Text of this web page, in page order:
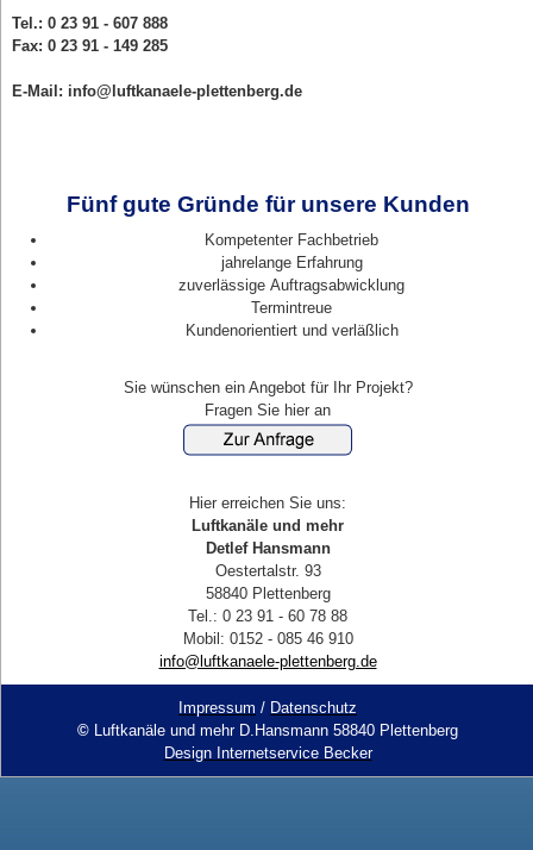
Tel.: 0 23 91 - 607 888
Fax: 0 23 91 - 149 285
E-Mail: info@luftkanaele-plettenberg.de
Fünf gute Gründe für unsere Kunden
Kompetenter Fachbetrieb
jahrelange Erfahrung
zuverlässige Auftragsabwicklung
Termintreue
Kundenorientiert und verläßlich
Sie wünschen ein Angebot für Ihr Projekt?
Fragen Sie hier an
Hier erreichen Sie uns:
Luftkanäle und mehr
Detlef Hansmann
Oestertalstr. 93
58840 Plettenberg
Tel.: 0 23 91 - 60 78 88
Mobil: 0152 - 085 46 910
info@luftkanaele-plettenberg.de
Impressum / Datenschutz
© Luftkanäle und mehr D.Hansmann 58840 Plettenberg
Design Internetservice Becker